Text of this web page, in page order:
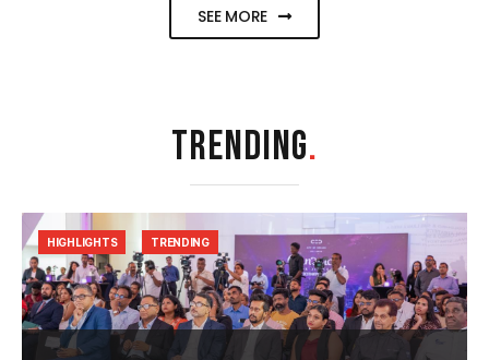
SEE MORE
TRENDING.
HIGHLIGHTS TRENDING